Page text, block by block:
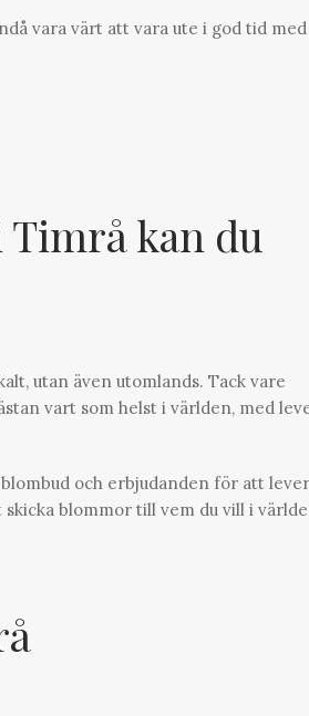
vara värt att vara ute i god tid
kan du
utan även utomlands. Tack vare
vart som helst i världen, med
och erbjudanden för att
blommor till vem du vill i